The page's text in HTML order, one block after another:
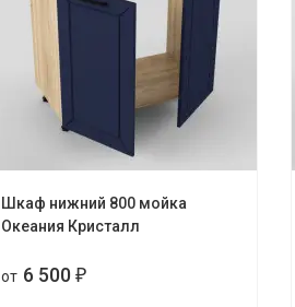
Шкаф нижний 800 мойка
Океания Кристалл
от 6 500 ₽